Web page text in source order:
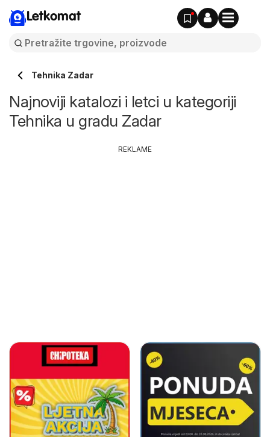
Letkomat
Tehnika Zadar
Najnoviji katalozi i letci u kategoriji
Tehnika u gradu Zadar
REKLAME